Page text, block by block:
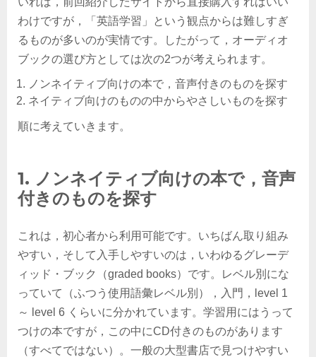
わけですが，「英語学習」という観点からは難しすぎ
るものが多いのが実情です。したがって，オーディオ
ブックの選び方としては次の2つが考えられます。
ノンネイティブ向けの本で，音声付きのものを探す
ネイティブ向けのものの中からやさしいものを探す
順に考えていきます。
1. ノンネイティブ向けの本で，音声
付きのものを探す
これは，初心者から利用可能です。いちばん取り組み
やすい，そして入手しやすいのは，いわゆるグレーデ
ィッド・ブック（graded books）です。レベル別にな
っていて（ふつう使用語彙レベル別），入門，level 1
～ level 6 くらいに分かれています。学習用にはうって
つけの本ですが，この中にCD付きのものがあります
（すべてではない）。一般の大型書店で見つけやすい